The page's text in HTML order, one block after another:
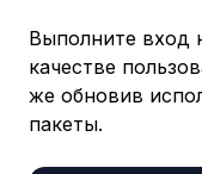
Выполните вход
качестве
же обновив
пакеты.